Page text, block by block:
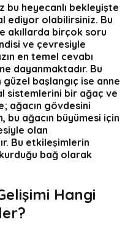
bu heyecanlı bekleyişte
ediyor olabilirsiniz. Bu
akıllarda birçok soru
ve çevresiyle
en temel cevabı
dayanmaktadır. Bu
başlangıç ise anne
sistemlerini bir ağaç ve
ağacın gövdesini
bu ağacın büyümesi için
olan
Bu etkileşimlerin
bağ olarak
Hangi
?